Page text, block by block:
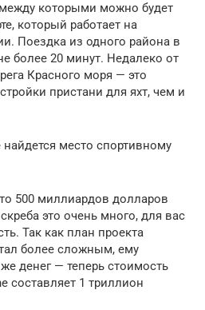
которыми можно будет
который работает на
Поездка из одного района в
более 20 минут. Недалеко от
Красного моря — это
пристани для яхт, чем и
место спортивному
500 миллиардов долларов
это очень много, для вас
Так как план проекта
более сложным, ему
денег — теперь стоимость
составляет 1 триллион